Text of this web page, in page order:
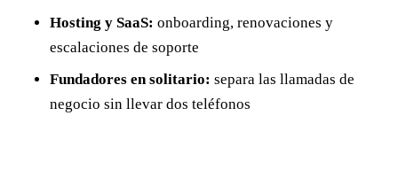
Hosting y SaaS: onboarding, renovaciones y
escalaciones de soporte
Fundadores en solitario: separa las llamadas de
negocio sin llevar dos teléfonos